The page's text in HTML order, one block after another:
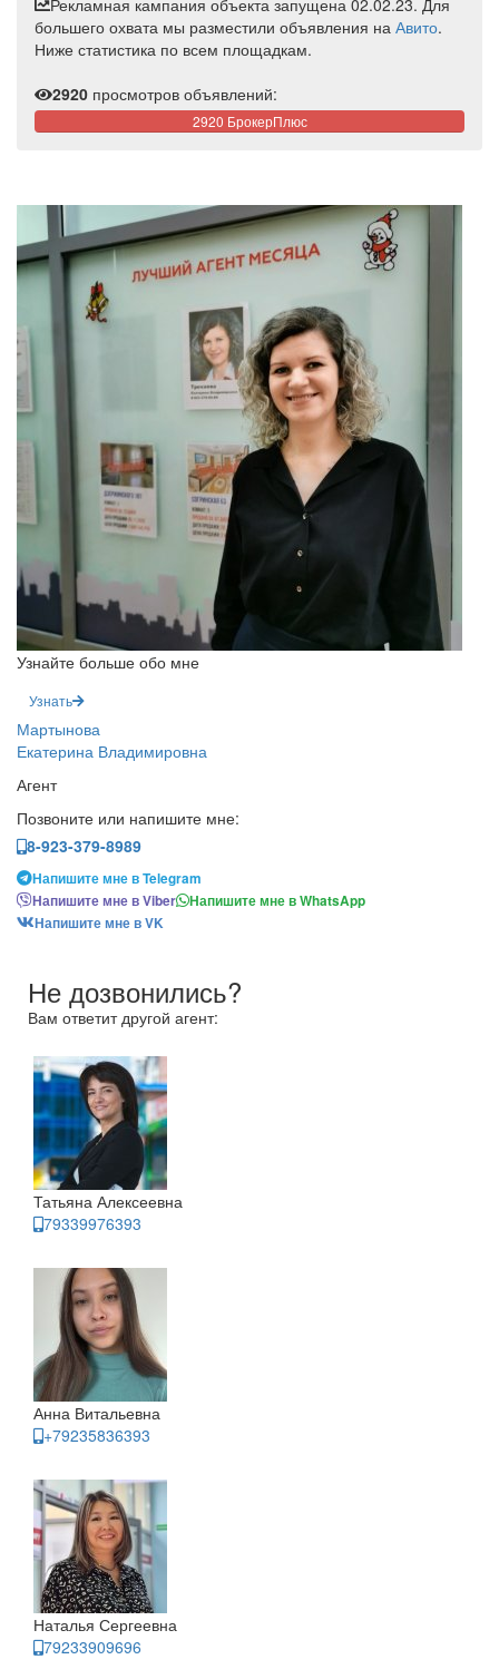
Рекламная кампания объекта запущена 02.02.23. Для
большего охвата мы разместили объявления на Авито.
Ниже статистика по всем площадкам.
2920 просмотров объявлений:
2920 БрокерПлюс
Узнайте больше обо мне
Узнать
Мартынова
Екатерина Владимировна
Агент
Позвоните или напишите мне:
8-923-379-8989
Напишите мне в Telegram
Напишите мне в Viber
Напишите мне в WhatsApp
Напишите мне в VK
Не дозвонились?
Вам ответит другой агент:
Татьяна Алексеевна
79339976393
Анна Витальевна
+79235836393
Наталья Сергеевна
79233909696